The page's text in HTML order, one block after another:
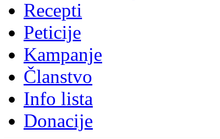
Recepti
Peticije
Kampanje
Članstvo
Info lista
Donacije